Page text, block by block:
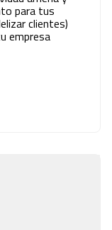
para tus
clientes)
empresa